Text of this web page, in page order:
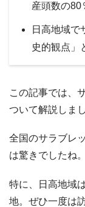
産頭数の80
日高地域で
史的観点」
この記事では、
ついて解説しまし
全国のサラブレ
は驚きでしたね。
特に、日高地域
地。ぜひ一度は